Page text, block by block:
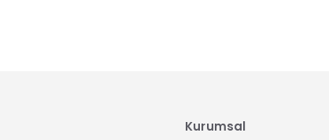
Kurumsal